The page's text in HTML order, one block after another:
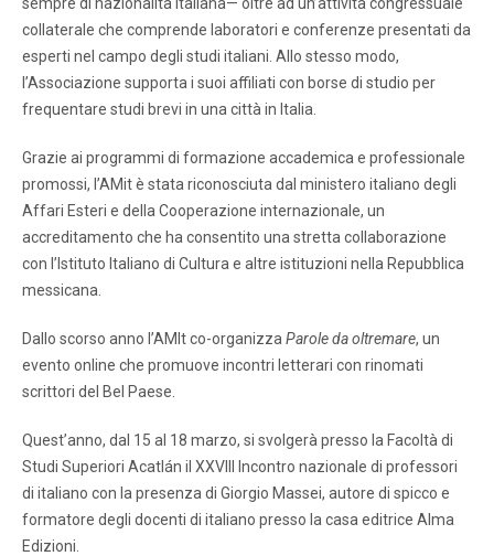
collaterale che comprende laboratori e conferenze presentati da
esperti nel campo degli studi italiani. Allo stesso modo,
l’Associazione supporta i suoi affiliati con borse di studio per
frequentare studi brevi in ​​una città in Italia.
Grazie ai programmi di formazione accademica e professionale
promossi, l’AMit è stata riconosciuta dal ministero italiano degli
Affari Esteri e della Cooperazione internazionale, un
accreditamento che ha consentito una stretta collaborazione
con l’Istituto Italiano di Cultura e altre istituzioni nella Repubblica
messicana.
Dallo scorso anno l’AMIt co-organizza Parole da oltremare, un
evento online che promuove incontri letterari con rinomati
scrittori del Bel Paese.
Quest’anno, dal 15 al 18 marzo, si svolgerà presso la Facoltà di
Studi Superiori Acatlán il XXVIII Incontro nazionale di professori
di italiano con la presenza di Giorgio Massei, autore di spicco e
formatore degli docenti di italiano presso la casa editrice Alma
Edizioni.